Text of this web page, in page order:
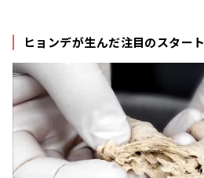
ヒョンデが生んだ注目のスター